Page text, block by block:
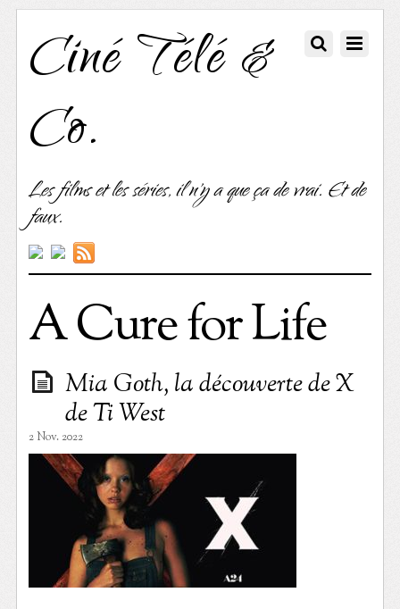
Ciné Télé &
Co.
Les films et les séries, il n'y a que ça de vrai. Et de
faux.
A Cure for Life
Mia Goth, la découverte de X
de Ti West
2 Nov. 2022